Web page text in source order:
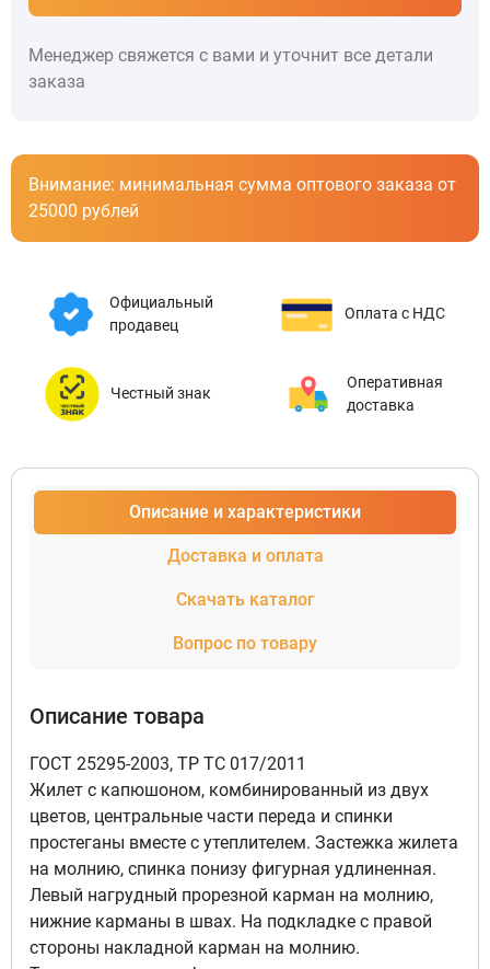
Менеджер свяжется с вами и уточнит все детали
заказа
Внимание: минимальная сумма оптового заказа от
25000 рублей
Официальный
продавец
Оплата с НДС
Честный знак
Оперативная
доставка
Описание и характеристики
Доставка и оплата
Скачать каталог
Вопрос по товару
Описание товара
ГОСТ 25295-2003, ТР ТС 017/2011
Жилет с капюшоном, комбинированный из двух
цветов, центральные части переда и спинки
простеганы вместе с утеплителем. Застежка жилета
на молнию, спинка понизу фигурная удлиненная.
Левый нагрудный прорезной карман на молнию,
нижние карманы в швах. На подкладке с правой
стороны накладной карман на молнию.